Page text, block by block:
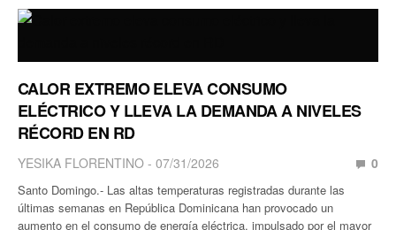
CALOR EXTREMO ELEVA CONSUMO
ELÉCTRICO Y LLEVA LA DEMANDA A NIVELES
RÉCORD EN RD
YESIKA FLORENTINO 07/31/2026 0
Santo Domingo.- Las altas temperaturas registradas durante las
últimas semanas en República Dominicana han provocado un
aumento en el consumo de energía eléctrica, impulsado por el mayor